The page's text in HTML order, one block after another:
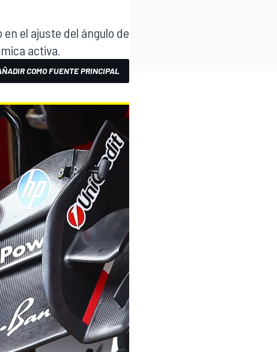
el ajuste del ángulo de
activa.
COMO FUENTE PRINCIPAL